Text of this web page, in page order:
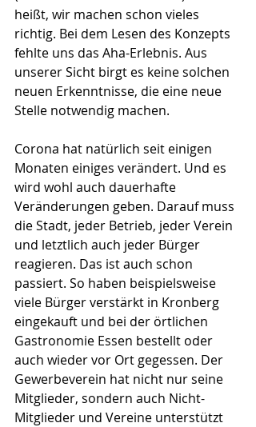
heißt, wir machen schon vieles
richtig. Bei dem Lesen des Konzepts
fehlte uns das Aha-Erlebnis. Aus
unserer Sicht birgt es keine solchen
neuen Erkenntnisse, die eine neue
Stelle notwendig machen.
Corona hat natürlich seit einigen
Monaten einiges verändert. Und es
wird wohl auch dauerhafte
Veränderungen geben. Darauf muss
die Stadt, jeder Betrieb, jeder Verein
und letztlich auch jeder Bürger
reagieren. Das ist auch schon
passiert. So haben beispielsweise
viele Bürger verstärkt in Kronberg
eingekauft und bei der örtlichen
Gastronomie Essen bestellt oder
auch wieder vor Ort gegessen. Der
Gewerbeverein hat nicht nur seine
Mitglieder, sondern auch Nicht-
Mitglieder und Vereine unterstützt